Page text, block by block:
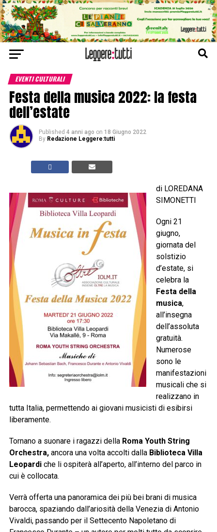
EVENTI CULTURALI
Festa della musica 2022: la festa
dell’estate
Published 4 anni ago on 18 Giugno 2022
By Redazione Leggere:tutti
di LOREDANA
SIMONETTI
Ogni 21
giugno,
giornata del
solstizio
d’estate, si
celebra la
Festa della
musica,
all’insegna
dell’assoluta
gratuità.
Numerose
sono le
manifestazioni
musicali che si
realizzano in
tutta Italia, permettendo ai giovani musicisti di esibirsi
liberamente.
Tornano a suonare i ragazzi della Roma Youth String
Orchestra,ancora una volta accolti dalla Biblioteca Villa
Leopardiche li ospiterà all’aperto, all’interno del parco in
cui è collocata.
Verrà offerta una panoramica dei più bei brani di musica
barocca, spaziando dall’ariosità della Venezia di Antonio
Vivaldi, passando per il Settecento Napoletano di